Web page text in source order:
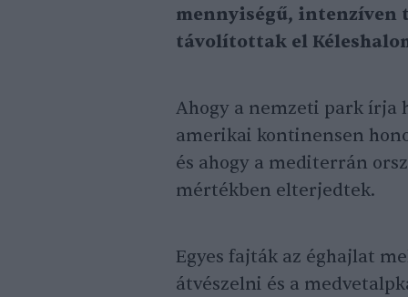
mennyiségű, intenzíven
távolítottak el
Ahogy a nemzeti park írja
amerikai kontinensen
és ahogy a mediterrán
mértékben elterjedtek.
Egyes fajták az éghajlat
átvészelni és a